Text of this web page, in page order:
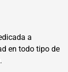
a
en todo tipo de